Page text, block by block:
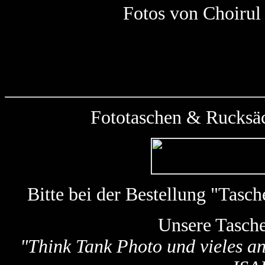
Fotos von
Fototaschen &
Bitte bei der Bestellung
Unsere
"Think Tank Photo und vieles